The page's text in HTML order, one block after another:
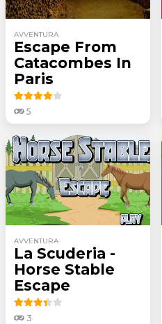
AVVENTURA
Escape From
Catacombes In
Paris
5
AVVENTURA
La Scuderia -
Horse Stable
Escape
3